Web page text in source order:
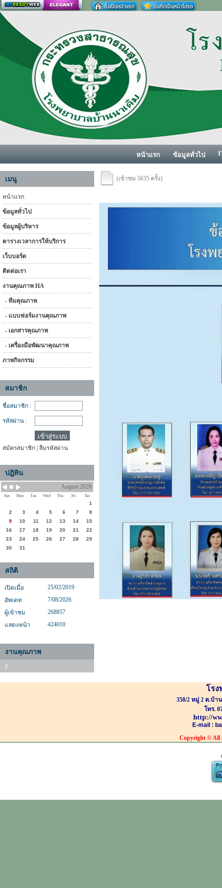
สร้างเว็บ
หน้าแรก ข้อมูลทั่วไป
เมนู
หน้าแรก
ข้อมูลทั่วไป
ข้อมูลผู้บริหาร
ตารางเวลาการให้บริการ
เว็บบอร์ด
ติดต่อเรา
งานคุณภาพ HA
- ทีมคุณภาพ
- แบบฟอร์มงานคุณภาพ
- เอกสารคุณภาพ
- เครื่องมือพัฒนาคุณภาพ
ภาพกิจกรรม
สมาชิก
ชื่อสมาชิก :
รหัสผ่าน :
สมัครสมาชิก ลืมรหัสผ่าน
ปฎิทิน
August 2026
Sun Mon Tue Wed Thu Fri Sat
1
2
3 4 5 6 7
8
9
10 11 12 13 14
15
16
17 18 19 20 21
22
23
24 25 26 27 28
29
30
31
สถิติ
เปิดเมื่อ
25/02/2019
อัพเดท
7/08/2026
ผู้เข้าชม
268857
แสดงหน้า
424010
งานคุณภาพ
y
(เข้าชม 5635 ครั้ง)
โร
358/2 หมู่ 2 ต.บ้า
โทร.
http://
E-mail :
Copyright© All